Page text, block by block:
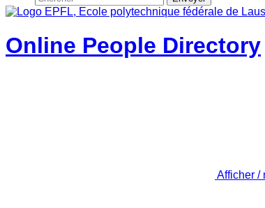
Online People Directory
Afficher /